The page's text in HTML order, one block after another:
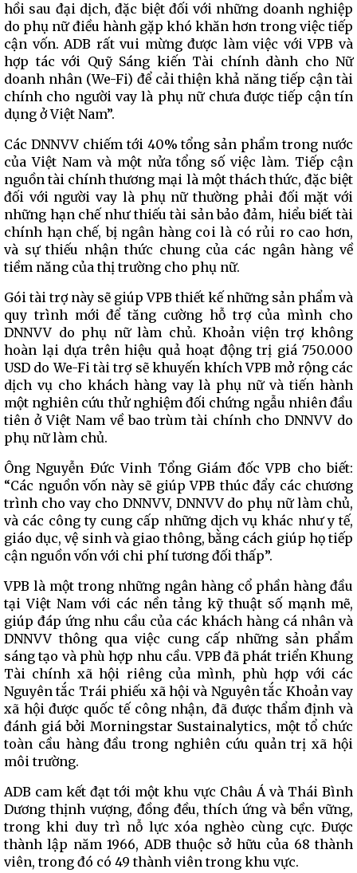
hồi sau đại dịch, đặc biệt đối với những doanh nghiệp
do phụ nữ điều hành gặp khó khăn hơn trong việc tiếp
cận vốn. ADB rất vui mừng được làm việc với VPB và
hợp tác với Quỹ Sáng kiến Tài chính dành cho Nữ
doanh nhân (We-Fi) để cải thiện khả năng tiếp cận tài
chính cho người vay là phụ nữ chưa được tiếp cận tín
dụng ở Việt Nam”.
Các DNNVV chiếm tới 40% tổng sản phẩm trong nước
của Việt Nam và một nửa tổng số việc làm. Tiếp cận
nguồn tài chính thương mại là một thách thức, đặc biệt
đối với người vay là phụ nữ thường phải đối mặt với
những hạn chế như thiếu tài sản bảo đảm, hiểu biết tài
chính hạn chế, bị ngân hàng coi là có rủi ro cao hơn,
và sự thiếu nhận thức chung của các ngân hàng về
tiềm năng của thị trường cho phụ nữ.
Gói tài trợ này sẽ giúp VPB thiết kế những sản phẩm và
quy trình mới để tăng cường hỗ trợ của mình cho
DNNVV do phụ nữ làm chủ. Khoản viện trợ không
hoàn lại dựa trên hiệu quả hoạt động trị giá 750.000
USD do We-Fi tài trợ sẽ khuyến khích VPB mở rộng các
dịch vụ cho khách hàng vay là phụ nữ và tiến hành
một nghiên cứu thử nghiệm đối chứng ngẫu nhiên đầu
tiên ở Việt Nam về bao trùm tài chính cho DNNVV do
phụ nữ làm chủ.
Ông Nguyễn Đức Vinh Tổng Giám đốc VPB cho biết:
“Các nguồn vốn này sẽ giúp VPB thúc đẩy các chương
trình cho vay cho DNNVV, DNNVV do phụ nữ làm chủ,
và các công ty cung cấp những dịch vụ khác như y tế,
giáo dục, vệ sinh và giao thông, bằng cách giúp họ tiếp
cận nguồn vốn với chi phí tương đối thấp”.
VPB là một trong những ngân hàng cổ phần hàng đầu
tại Việt Nam với các nền tảng kỹ thuật số mạnh mẽ,
giúp đáp ứng nhu cầu của các khách hàng cá nhân và
DNNVV thông qua việc cung cấp những sản phẩm
sáng tạo và phù hợp nhu cầu. VPB đã phát triển Khung
Tài chính xã hội riêng của mình, phù hợp với các
Nguyên tắc Trái phiếu xã hội và Nguyên tắc Khoản vay
xã hội được quốc tế công nhận, đã được thẩm định và
đánh giá bởi Morningstar Sustainalytics, một tổ chức
toàn cầu hàng đầu trong nghiên cứu quản trị xã hội
môi trường.
ADB cam kết đạt tới một khu vực Châu Á và Thái Bình
Dương thịnh vượng, đồng đều, thích ứng và bền vững,
trong khi duy trì nỗ lực xóa nghèo cùng cực. Được
thành lập năm 1966, ADB thuộc sở hữu của 68 thành
viên, trong đó có 49 thành viên trong khu vực.